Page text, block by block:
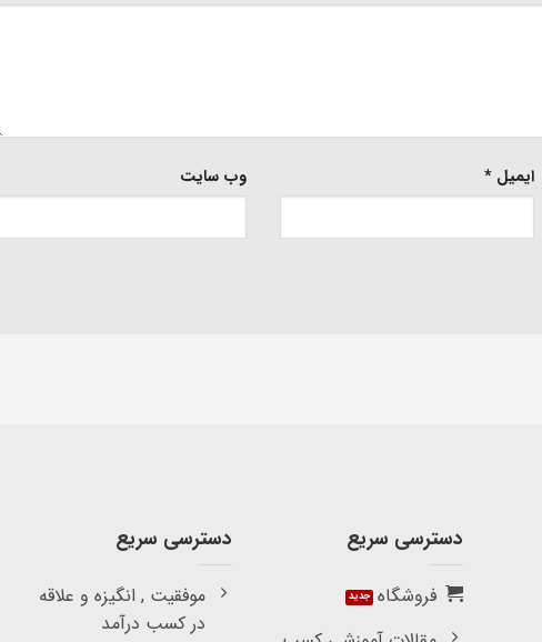
ایمیل * وب‌ سایت
دسترسی سریع
فروشگاه
دسترسی سریع
موفقیت , انگیزه و علاقه
در کسب درآمد